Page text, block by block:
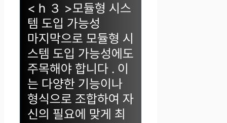
< h ３ >모듈형 시스
템 도입 가능성
마지막으로 모듈형 시
스템 도입 가능성에도
주목해야 합니다 . 이
는 다양한 기능이나
형식으로 조합하여 자
신의 필요에 맞게 최